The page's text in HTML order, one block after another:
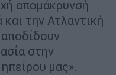
απομάκρυνσή
την Ατλαντική
στην
μας».